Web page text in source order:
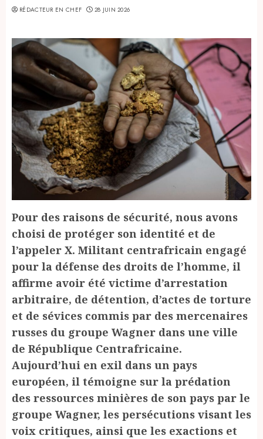
RÉDACTEUR EN CHEF 28 JUIN 2026
Pour des raisons de sécurité, nous avons
choisi de protéger son identité et de
l’appeler X. Militant centrafricain engagé
pour la défense des droits de l’homme, il
affirme avoir été victime d’arrestation
arbitraire, de détention, d’actes de torture
et de sévices commis par des mercenaires
russes du groupe Wagner dans une ville
de République Centrafricaine.
Aujourd’hui en exil dans un pays
européen, il témoigne sur la prédation
des ressources minières de son pays par le
groupe Wagner, les persécutions visant les
voix critiques, ainsi que les exactions et